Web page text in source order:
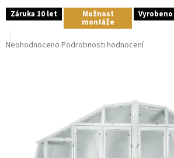
Záruka 10 let Možnost
montáže
Vyrobeno
Průměrné
Neohodnoceno Podrobnosti hodnocení